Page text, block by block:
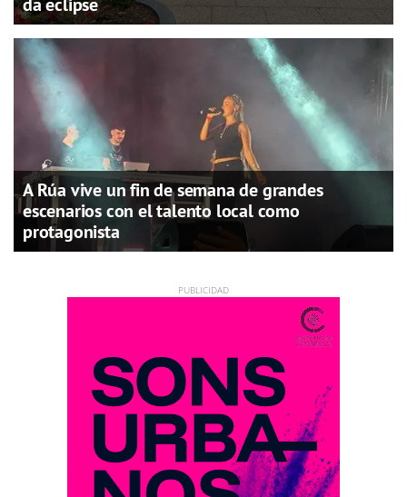
A Rúa vive un fin de semana de grandes
escenarios con el talento local como
protagonista